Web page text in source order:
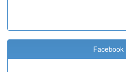
Facebook